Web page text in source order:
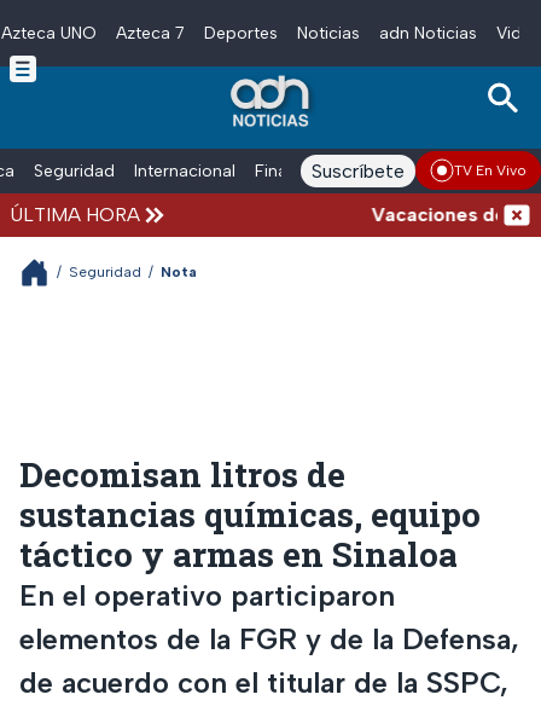
Skip to main content
Azteca UNO Azteca 7 Deportes Noticias adn Noticias
Seguridad Internacional Finanzas adn Noticias Radio
Suscríbete TV En Vivo
ÚLTIMA HORA Vacaciones de
/ Seguridad / Nota
Decomisan litros de
sustancias químicas, equipo
táctico y armas en Sinaloa
En el operativo participaron
elementos de la FGR y de la Defensa,
de acuerdo con el titular de la SSPC,